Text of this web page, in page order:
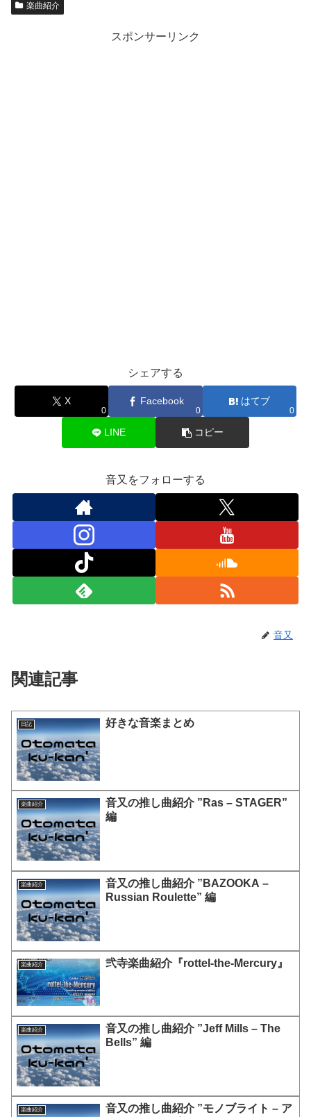
楽曲紹介
スポンサーリンク
シェアする
X
0
Facebook
0
はてブ
0
LINE コピー
音又をフォローする
音又
関連記事
日記 好きな音楽まとめ
楽曲紹介
音又の推し曲紹介 ”Ras – STAGER”
編
楽曲紹介
音又の推し曲紹介 ”BAZOOKA –
Russian Roulette” 編
楽曲紹介 弐寺楽曲紹介『rottel-the-Mercury』
楽曲紹介
音又の推し曲紹介 ”Jeff Mills – The
Bells” 編
楽曲紹介
音又の推し曲紹介 ”モノブライト – ア